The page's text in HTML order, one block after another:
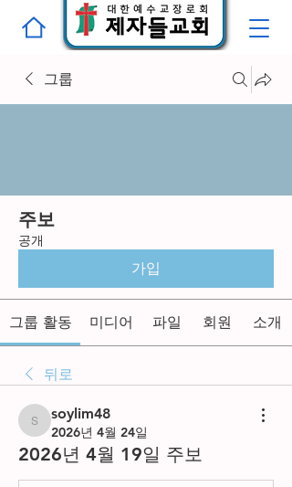
그룹
주보
공개
가입
그룹 활동 미디어 파일 회원 소개
뒤로
soylim48
soylim48
2026년 4월 24일
2026년 4월 19일 주보